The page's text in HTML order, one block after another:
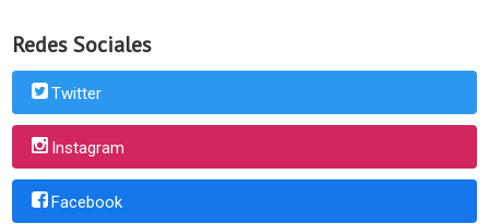
Redes Sociales
Twitter
Instagram
Facebook